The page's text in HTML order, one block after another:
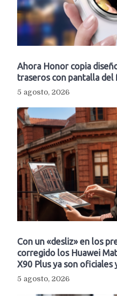
Ahora Honor copia
traseros con pantalla del
5 agosto, 2026
Con un «desliz» en los
corregido los Huawei
X90 Plus ya son oficiales
5 agosto, 2026